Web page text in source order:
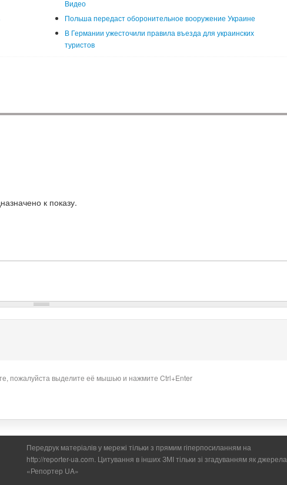
Видео
Польша передаст оборонительное вооружение Украине
В Германии ужесточили правила въезда для украинских
туристов
к показу.
пожалуйста выделите её мышью и нажмите Ctrl+Enter
Передрук матеріалів у мережі тільки з прямим гіперпосиланням на
http://reporter-ua.com. Цитування в інших ЗМІ тільки зі згадуванням як джерела
«Репортер UA»